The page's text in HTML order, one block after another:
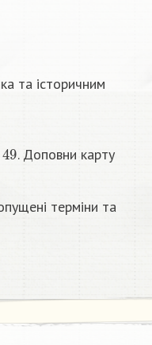
та історичним
. Доповни карту
терміни та